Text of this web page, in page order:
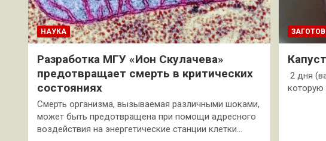
НАУКА
Разработка МГУ «Ион Скулачева»
предотвращает смерть в критических
состояниях
Смерть организма, вызываемая различными шоками,
может быть предотвращена при помощи адресного
воздействия на энергетические станции клетки…
2 дня
которую